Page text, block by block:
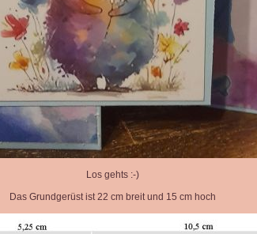
Los gehts :-)
Das Grundgerüst ist 22 cm breit und 15 cm hoch